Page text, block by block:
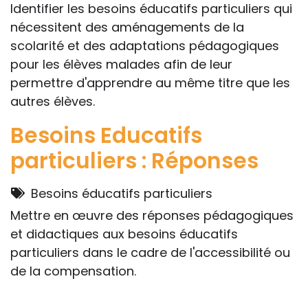
Identifier les besoins éducatifs particuliers qui
nécessitent des aménagements de la
scolarité et des adaptations pédagogiques
pour les élèves malades afin de leur
permettre d'apprendre au même titre que les
autres élèves.
Besoins Educatifs
particuliers : Réponses
Besoins éducatifs particuliers
Mettre en œuvre des réponses pédagogiques
et didactiques aux besoins éducatifs
particuliers dans le cadre de l'accessibilité ou
de la compensation.